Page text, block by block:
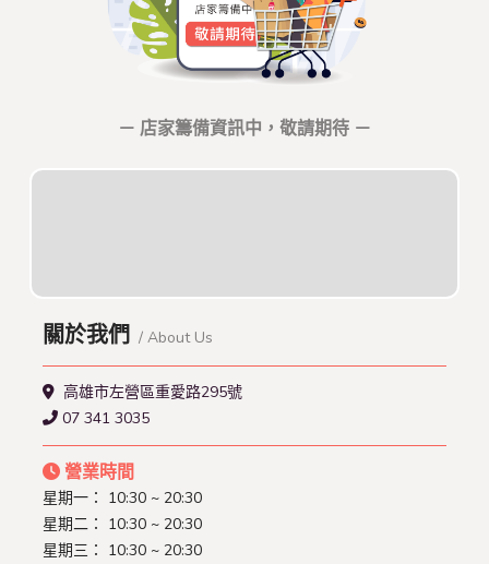
－ 店家籌備資訊中，敬請期待 －
關於我們 / About Us
高雄市左營區重愛路295號
07 341 3035
營業時間
星期一： 10:30 ~ 20:30
星期二： 10:30 ~ 20:30
星期三： 10:30 ~ 20:30